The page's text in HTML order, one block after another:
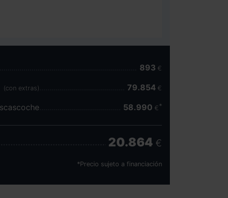
893 €
(con extras) 79.854 €
58.990 €
20.864 €
*Precio sujeto a financiación